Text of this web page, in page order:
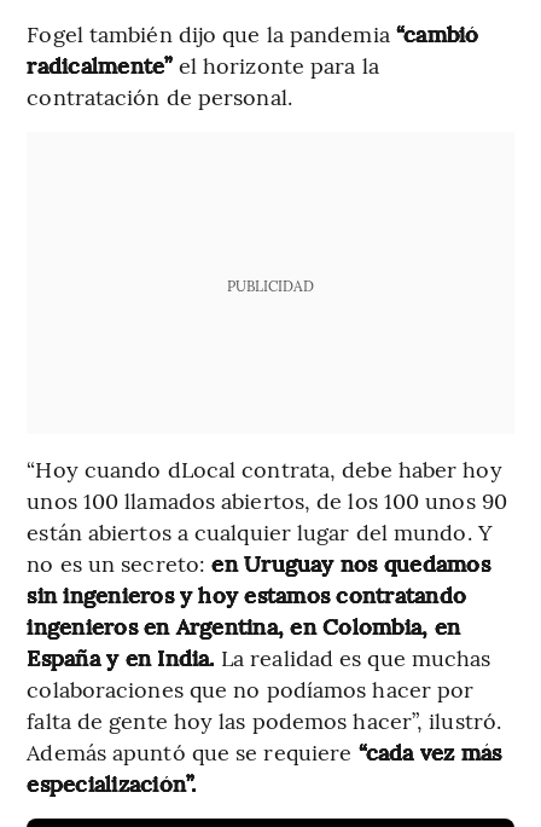
Fogel también dijo que la pandemia “cambió
radicalmente” el horizonte para la
contratación de personal.
PUBLICIDAD
“Hoy cuando dLocal contrata, debe haber hoy
unos 100 llamados abiertos, de los 100 unos 90
están abiertos a cualquier lugar del mundo. Y
no es un secreto: en Uruguay nos quedamos
sin ingenieros y hoy estamos contratando
ingenieros en Argentina, en Colombia, en
España y en India. La realidad es que muchas
colaboraciones que no podíamos hacer por
falta de gente hoy las podemos hacer”, ilustró.
Además apuntó que se requiere “cada vez más
especialización”.